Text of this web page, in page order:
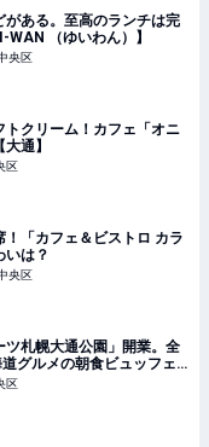
がある。至高のランチは完
（ゆいわん）】
央区
クリーム！カフェ「オニ
通】
区
！「カフェ＆ビストロ カラ
いは？
央区
ツ札幌大通公園」開業。全
グルメの朝食ビュッフェ
区